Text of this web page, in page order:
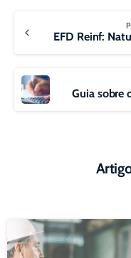
Reading